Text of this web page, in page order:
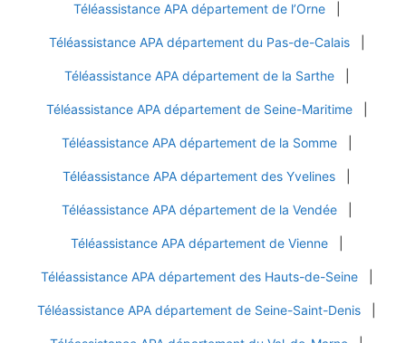
Téléassistance APA département de l’Orne
Téléassistance APA département du Pas-de-Calais
Téléassistance APA département de la Sarthe
Téléassistance APA département de Seine-Maritime
Téléassistance APA département de la Somme
Téléassistance APA département des Yvelines
Téléassistance APA département de la Vendée
Téléassistance APA département de Vienne
Téléassistance APA département des Hauts-de-Seine
Téléassistance APA département de Seine-Saint-Denis